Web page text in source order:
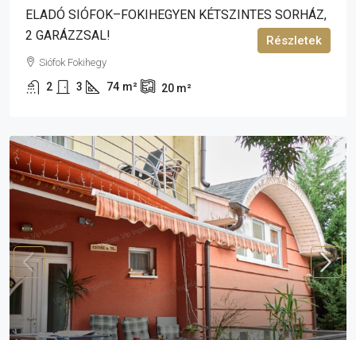
ELADÓ SIÓFOK–FOKIHEGYEN KÉTSZINTES SORHÁZ,
2 GARÁZZSAL!
Siófok Fokihegy
2 3 74 m² 20 m²
Részletek